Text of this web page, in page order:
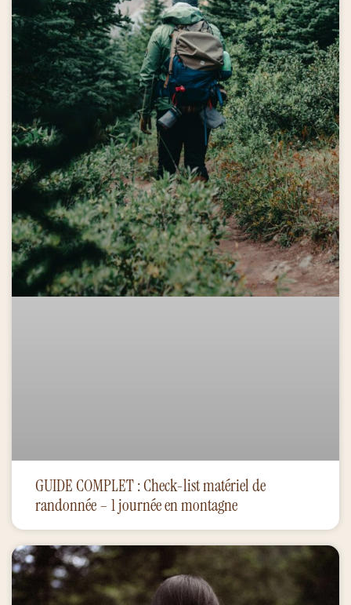
GUIDE COMPLET : Check-list matériel de
randonnée – 1 journée en montagne